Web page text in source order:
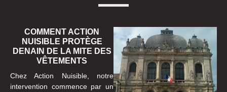
COMMENT ACTION
NUISIBLE PROTÈGE
DENAIN DE LA MITE DES
VÊTEMENTS
Chez Action Nuisible, notre
intervention commence par un